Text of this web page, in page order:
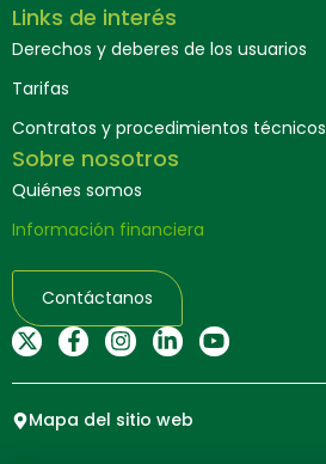
Links de interés
Derechos y deberes de los usuarios
Tarifas
Contratos y procedimientos técnicos
Sobre nosotros
Quiénes somos
Información financiera
Contáctanos
Mapa del sitio web